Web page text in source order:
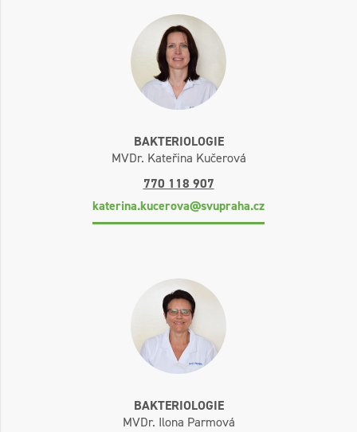
BAKTERIOLOGIE
MVDr. Kateřina Kučerová
770 118 907
katerina.kucerova@svupraha.cz
BAKTERIOLOGIE
MVDr. Ilona Parmová